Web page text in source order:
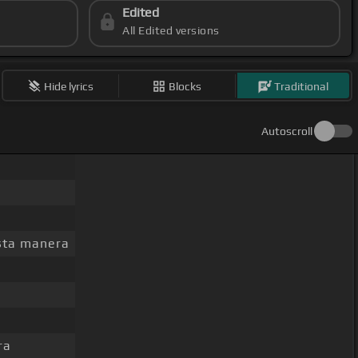
Edited
All Edited versions
Hide lyrics Blocks Traditional
Autoscroll
manera